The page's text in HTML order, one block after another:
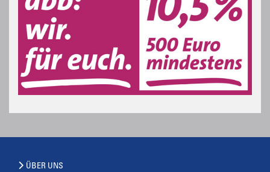
ÜBER UNS